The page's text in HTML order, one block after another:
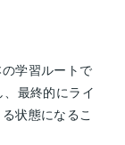
学習ルートで
最終的にライ
状態になるこ